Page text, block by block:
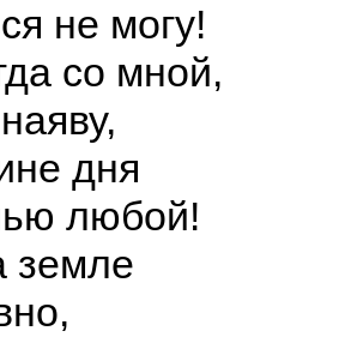
не могу!
со мной,
дня
любой!
земле